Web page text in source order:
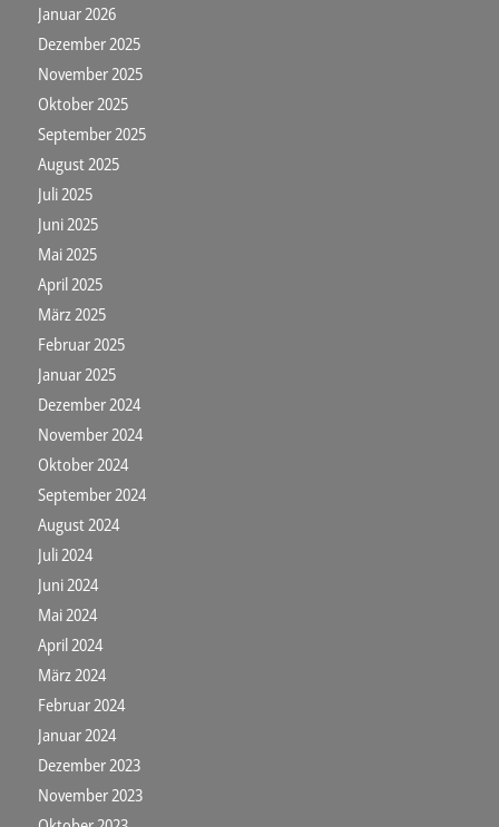
Januar 2026
Dezember 2025
November 2025
Oktober 2025
September 2025
August 2025
Juli 2025
Juni 2025
Mai 2025
April 2025
März 2025
Februar 2025
Januar 2025
Dezember 2024
November 2024
Oktober 2024
September 2024
August 2024
Juli 2024
Juni 2024
Mai 2024
April 2024
März 2024
Februar 2024
Januar 2024
Dezember 2023
November 2023